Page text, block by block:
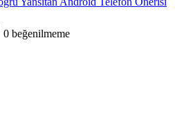
0 beğenilmeme